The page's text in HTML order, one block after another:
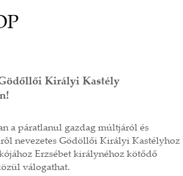
Királyi Kastély
a páratlanul gazdag múltjáról és
nevezetes Gödöllői Királyi Kastélyhoz
Erzsébet királynéhoz kötődő
válogathat.